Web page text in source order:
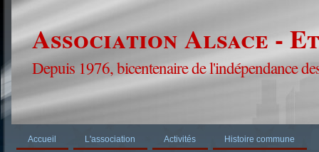
Association Alsace -
Depuis 1976, bicentenaire de l'indépendance
Accueil L'association Activités Histoire commune